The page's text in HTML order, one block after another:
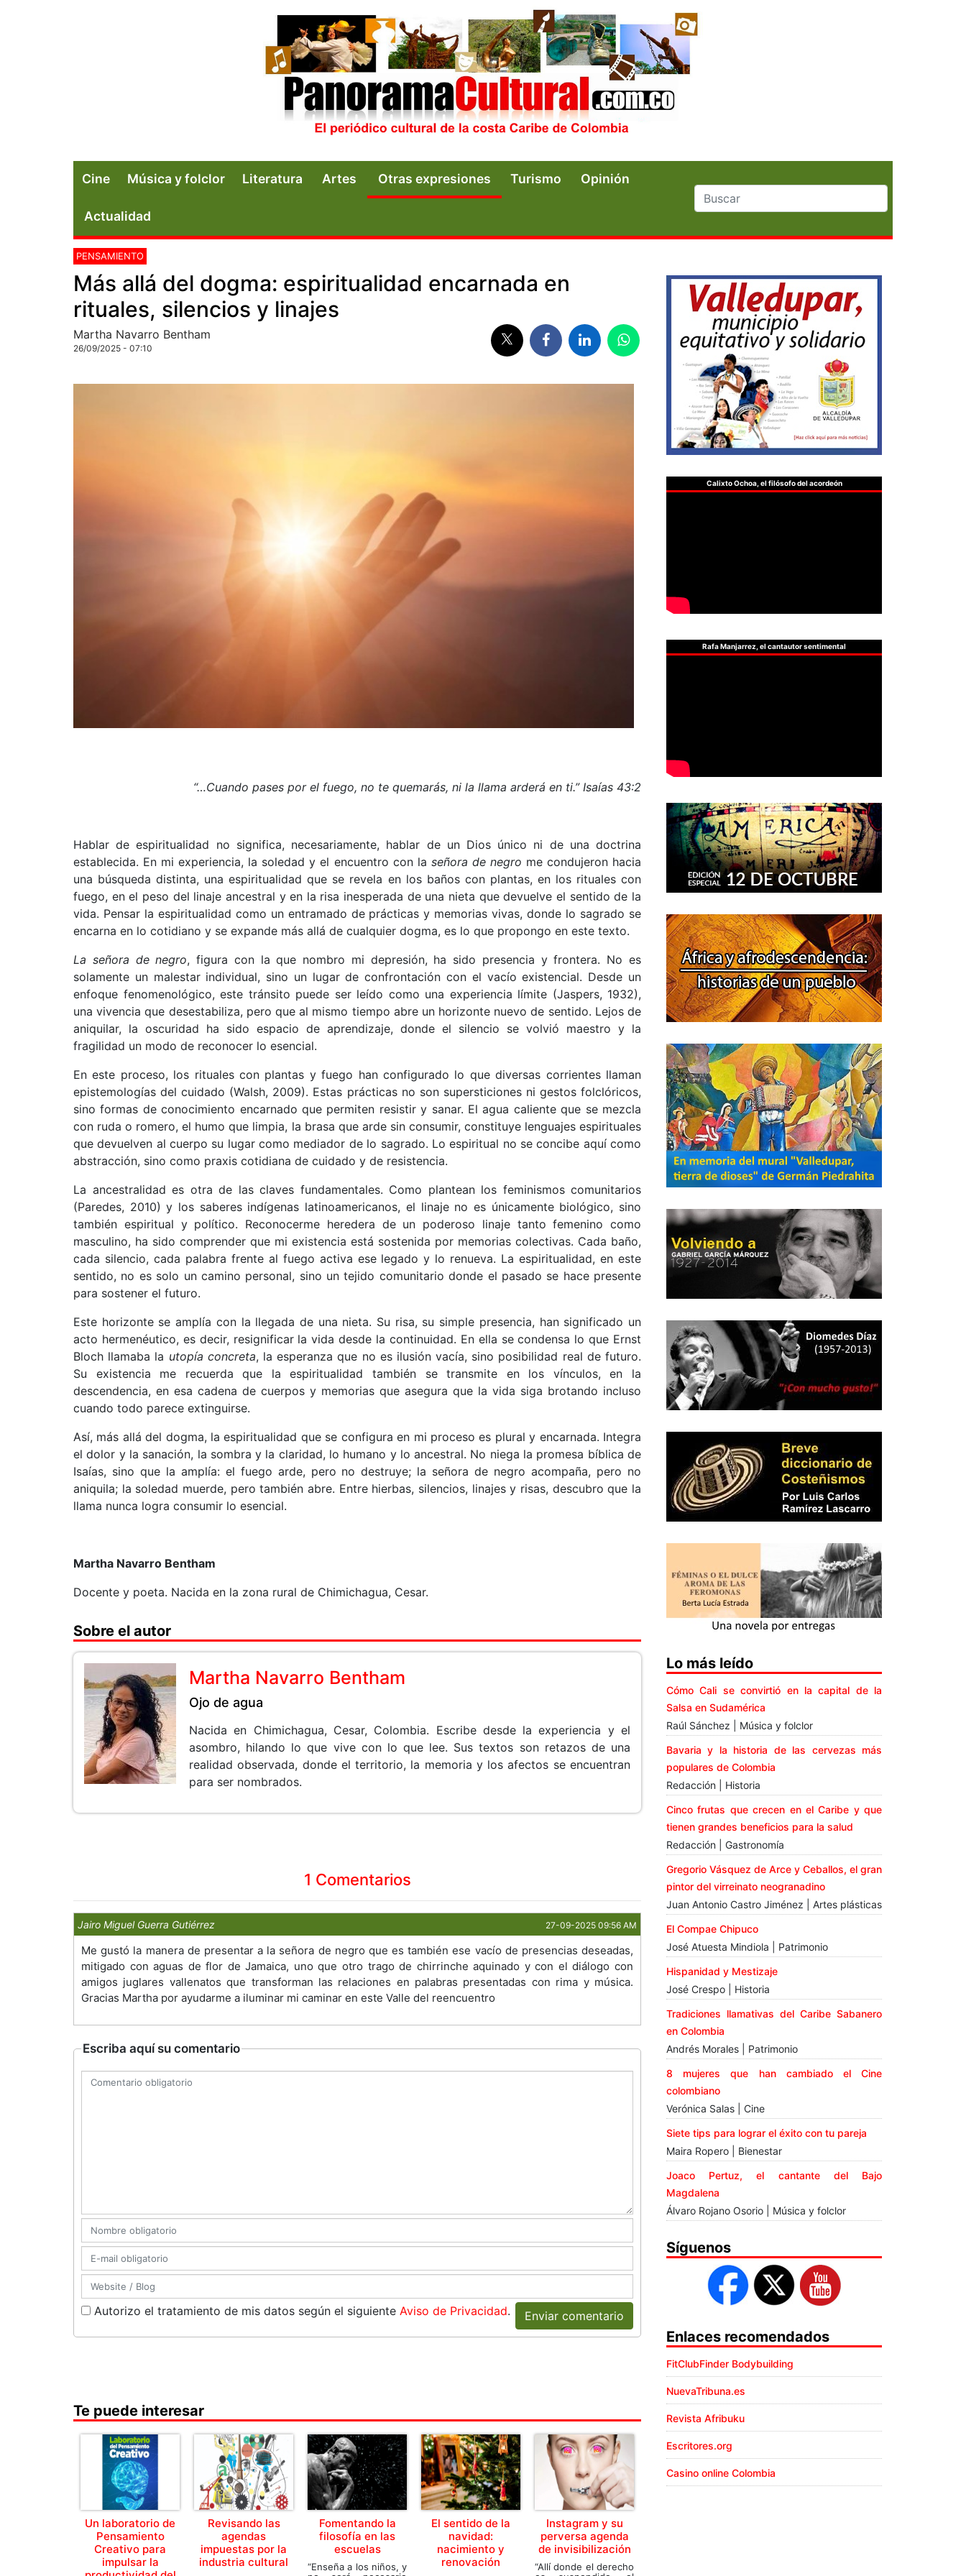
Cine Música y folclor Literatura Artes Otras expresiones Turismo Opinión
Actualidad
PENSAMIENTO
Más allá del dogma: espiritualidad encarnada en
rituales, silencios y linajes
Martha Navarro Bentham
26/09/2025 - 07:10
“…Cuando pases por el fuego, no te quemarás, ni la llama arderá en ti.” Isaías 43:2
Hablar de espiritualidad no significa, necesariamente, hablar de un Dios único ni de una doctrina
establecida. En mi experiencia, la soledad y el encuentro con la señora de negro me condujeron hacia
una búsqueda distinta, una espiritualidad que se revela en los baños con plantas, en los rituales con
fuego, en el peso del linaje ancestral y en la risa inesperada de una nieta que devuelve el sentido de la
vida. Pensar la espiritualidad como un entramado de prácticas y memorias vivas, donde lo sagrado se
encarna en lo cotidiano y se expande más allá de cualquier dogma, es lo que propongo en este texto.
La señora de negro, figura con la que nombro mi depresión, ha sido presencia y frontera. No es
solamente un malestar individual, sino un lugar de confrontación con el vacío existencial. Desde un
enfoque fenomenológico, este tránsito puede ser leído como una experiencia límite (Jaspers, 1932),
una vivencia que desestabiliza, pero que al mismo tiempo abre un horizonte nuevo de sentido. Lejos de
aniquilar, la oscuridad ha sido espacio de aprendizaje, donde el silencio se volvió maestro y la
fragilidad un modo de reconocer lo esencial.
En este proceso, los rituales con plantas y fuego han configurado lo que diversas corrientes llaman
epistemologías del cuidado (Walsh, 2009). Estas prácticas no son supersticiones ni gestos folclóricos,
sino formas de conocimiento encarnado que permiten resistir y sanar. El agua caliente que se mezcla
con ruda o romero, el humo que limpia, la brasa que arde sin consumir, constituye lenguajes espirituales
que devuelven al cuerpo su lugar como mediador de lo sagrado. Lo espiritual no se concibe aquí como
abstracción, sino como praxis cotidiana de cuidado y de resistencia.
La ancestralidad es otra de las claves fundamentales. Como plantean los feminismos comunitarios
(Paredes, 2010) y los saberes indígenas latinoamericanos, el linaje no es únicamente biológico, sino
también espiritual y político. Reconocerme heredera de un poderoso linaje tanto femenino como
masculino, ha sido comprender que mi existencia está sostenida por memorias colectivas. Cada baño,
cada silencio, cada palabra frente al fuego activa ese legado y lo renueva. La espiritualidad, en este
sentido, no es solo un camino personal, sino un tejido comunitario donde el pasado se hace presente
para sostener el futuro.
Este horizonte se amplía con la llegada de una nieta. Su risa, su simple presencia, han significado un
acto hermenéutico, es decir, resignificar la vida desde la continuidad. En ella se condensa lo que Ernst
Bloch llamaba la utopía concreta, la esperanza que no es ilusión vacía, sino posibilidad real de futuro.
Su existencia me recuerda que la espiritualidad también se transmite en los vínculos, en la
descendencia, en esa cadena de cuerpos y memorias que asegura que la vida siga brotando incluso
cuando todo parece extinguirse.
Así, más allá del dogma, la espiritualidad que se configura en mi proceso es plural y encarnada. Integra
el dolor y la sanación, la sombra y la claridad, lo humano y lo ancestral. No niega la promesa bíblica de
Isaías, sino que la amplía: el fuego arde, pero no destruye; la señora de negro acompaña, pero no
aniquila; la soledad muerde, pero también abre. Entre hierbas, silencios, linajes y risas, descubro que la
llama nunca logra consumir lo esencial.
Martha Navarro Bentham
Docente y poeta. Nacida en la zona rural de Chimichagua, Cesar.
Sobre el autor
Martha Navarro Bentham
Ojo de agua
Nacida en Chimichagua, Cesar, Colombia. Escribe desde la experiencia y el
asombro, hilando lo que vive con lo que lee. Sus textos son retazos de una
realidad observada, donde el territorio, la memoria y los afectos se encuentran
para ser nombrados.
1 Comentarios
Jairo Miguel Guerra Gutiérrez 27-09-2025 09:56 AM
Me gustó la manera de presentar a la señora de negro que es también ese vacío de presencias deseadas,
mitigado con aguas de flor de Jamaica, uno que otro trago de chirrinche aquinado y con el diálogo con
amigos juglares vallenatos que transforman las relaciones en palabras presentadas con rima y música.
Gracias Martha por ayudarme a iluminar mi caminar en este Valle del reencuentro
Escriba aquí su comentario
Autorizo el tratamiento de mis datos según el siguiente Aviso de Privacidad. Enviar comentario
Te puede interesar
Un laboratorio de
Pensamiento
Creativo para
impulsar la
Revisando las
agendas
impuestas por la
industria cultural
Fomentando la
filosofía en las
escuelas
“Enseña a los niños, y
El sentido de la
navidad:
nacimiento y
renovación
Instagram y su
perversa agenda
de invisibilización
“Allí donde el derecho
Calixto Ochoa, el filósofo del acordeón
Rafa Manjarrez, el cantautor sentimental
Lo más leído
Cómo Cali se convirtió en la capital de la
Salsa en Sudamérica
Raúl Sánchez | Música y folclor
Bavaria y la historia de las cervezas más
populares de Colombia
Redacción | Historia
Cinco frutas que crecen en el Caribe y que
tienen grandes beneficios para la salud
Redacción | Gastronomía
Gregorio Vásquez de Arce y Ceballos, el gran
pintor del virreinato neogranadino
Juan Antonio Castro Jiménez | Artes plásticas
El Compae Chipuco
José Atuesta Mindiola | Patrimonio
Hispanidad y Mestizaje
José Crespo | Historia
Tradiciones llamativas del Caribe Sabanero
en Colombia
Andrés Morales | Patrimonio
8 mujeres que han cambiado el Cine
colombiano
Verónica Salas | Cine
Siete tips para lograr el éxito con tu pareja
Maira Ropero | Bienestar
Joaco Pertuz, el cantante del Bajo
Magdalena
Álvaro Rojano Osorio | Música y folclor
Síguenos
Enlaces recomendados
FitClubFinder Bodybuilding
NuevaTribuna.es
Revista Afribuku
Escritores.org
Casino online Colombia